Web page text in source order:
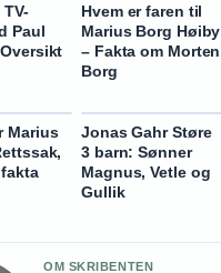
Paul
Hvem er faren til
Marius Borg Høiby
– Fakta om Morten
Borg
Marius
Jonas Gahr Støre
3 barn: Sønner
Magnus, Vetle og
Gullik
OM SKRIBENTEN